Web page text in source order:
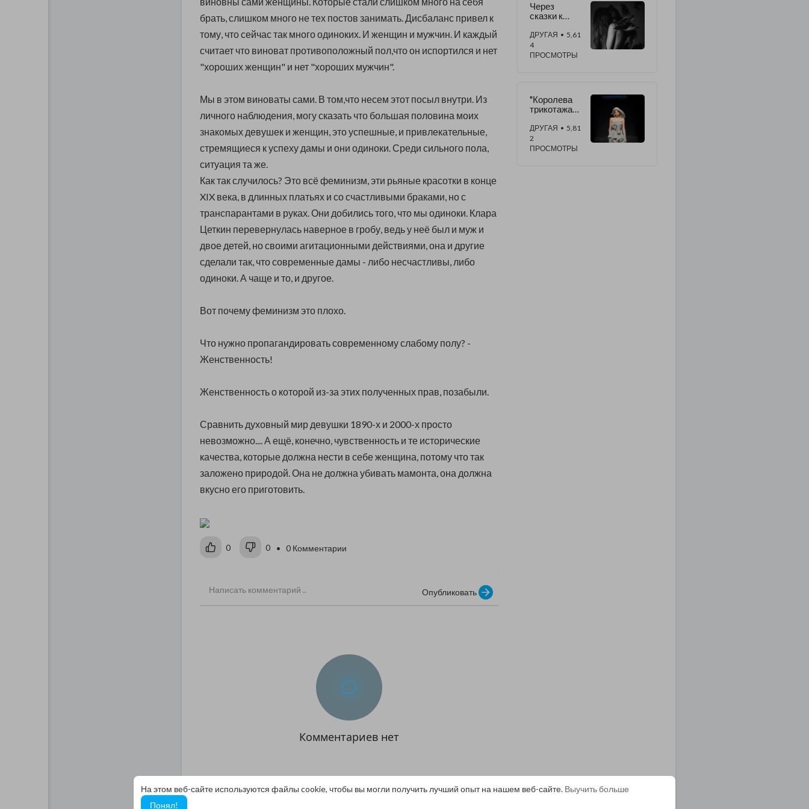
На этом веб-сайте используются файлы cookie, чтобы вы могли получить лучший опыт на нашем веб-сайте. Выучить больше
Понял!
брать, слишком много не тех постов занимать. Дисбаланс привел к
тому, что сейчас так много одиноких. И женщин и мужчин. И каждый
считает что виноват противоположный пол,что он испортился и нет
"хороших женщин" и нет "хороших мужчин".
Мы в этом виноваты сами. В том,что несем этот посыл внутри. Из
личного наблюдения, могу сказать что большая половина моих
знакомых девушек и женщин, это успешные, и привлекательные,
стремящиеся к успеху дамы и они одиноки. Среди сильного пола,
ситуация та же.
Как так случилось? Это всё феминизм, эти рьяные красотки в конце
XIX века, в длинных платьях и со счастливыми браками, но с
транспарантами в руках. Они добились того, что мы одиноки. Клара
Цеткин перевернулась наверное в гробу, ведь у неё был и муж и
двое детей, но своими агитационными действиями, она и другие
сделали так, что современные дамы - либо несчастливы, либо
одиноки. А чаще и то, и другое.
Вот почему феминизм это плохо.
Что нужно пропагандировать современному слабому полу? -
Женственность!
Женственность о которой из-за этих полученных прав, позабыли.
Сравнить духовный мир девушки 1890-х и 2000-х просто
невозможно.... А ещё, конечно, чувственность и те исторические
качества, которые должна нести в себе женщина, потому что так
заложено природой. Она не должна убивать мамонта, она должна
вкусно его приготовить.
0 0 • 0 Комментарии
Опубликовать
Комментариев нет
Через
сказки к
ДРУГАЯ • 5,61
4
ПРОСМОТРЫ
"Королева
трикотажа" -
Рикель
ДРУГАЯ • 5,81
2
ПРОСМОТРЫ